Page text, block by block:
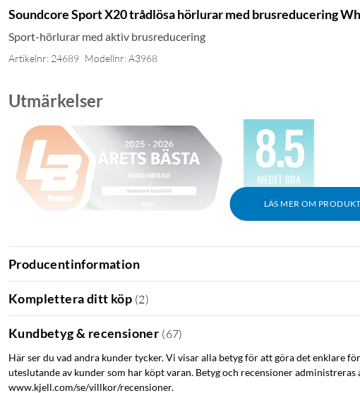
Soundcore Sport X20 trådlösa hörlurar med brusreducering
Sport-hörlurar med aktiv brusreducering
Artikelnr: 24689 Modellnr: A3968
LÄS MER OM
Utmärkelser
Tek.no: "Utmärkta träningshörlurar med bra ljud och överraskande bra
Producentinformation
Komplettera ditt köp (2)
Kundbetyg & recensioner (67)
Här ser du vad andra kunder tycker. Vi visar alla betyg för att göra det enklare
uteslutande av kunder som har köpt varan. Betyg och recensioner
www.kjell.com/se/villkor/recensioner.